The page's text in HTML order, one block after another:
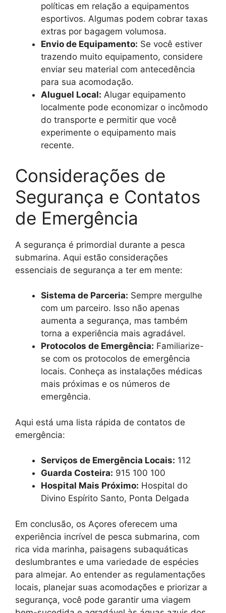
políticas em relação a equipamentos
esportivos. Algumas podem cobrar taxas
extras por bagagem volumosa.
Envio de Equipamento: Se você estiver
trazendo muito equipamento, considere
enviar seu material com antecedência
para sua acomodação.
Aluguel Local: Alugar equipamento
localmente pode economizar o incômodo
do transporte e permitir que você
experimente o equipamento mais
recente.
Considerações de
Segurança e Contatos
de Emergência
A segurança é primordial durante a pesca
submarina. Aqui estão considerações
essenciais de segurança a ter em mente:
Sistema de Parceria: Sempre mergulhe
com um parceiro. Isso não apenas
aumenta a segurança, mas também
torna a experiência mais agradável.
Protocolos de Emergência: Familiarize-
se com os protocolos de emergência
locais. Conheça as instalações médicas
mais próximas e os números de
emergência.
Aqui está uma lista rápida de contatos de
emergência:
Serviços de Emergência Locais: 112
Guarda Costeira: 915 100 100
Hospital Mais Próximo: Hospital do
Divino Espírito Santo, Ponta Delgada
Em conclusão, os Açores oferecem uma
experiência incrível de pesca submarina, com
rica vida marinha, paisagens subaquáticas
deslumbrantes e uma variedade de espécies
para almejar. Ao entender as regulamentações
locais, planejar suas acomodações e priorizar a
segurança, você pode garantir uma viagem